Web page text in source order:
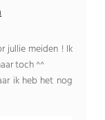
jullie meiden ! Ik
toch ^^
ik heb het nog